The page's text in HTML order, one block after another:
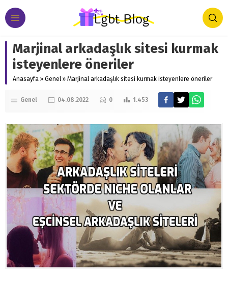
Marjinal arkadaşlık sitesi kurmak
isteyenlere öneriler
Anasayfa » Genel » Marjinal arkadaşlık sitesi kurmak isteyenlere öneriler
Genel 04.08.2022 0 1.453